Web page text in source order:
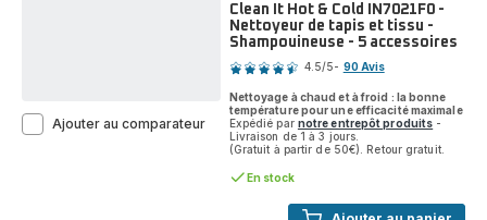
Clean It Hot & Cold IN7021F0 -
Nettoyeur de tapis et tissu -
Shampouineuse - 5 accessoires
Note
4.5/5- 90 Avis
Nettoyage à chaud et à froid : la bonne
température pour une efficacité maximale
Expédié par notre entrepôt produits -
Livraison de 1 à 3 jours.
(Gratuit à partir de 50€). Retour gratuit.
En stock
Ajouter au comparateurClean